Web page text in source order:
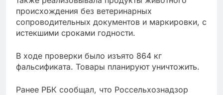
происхождения без ветеринарных
сопроводительных документов и маркировки, с
истекшими сроками годности.
В ходе проверки было изъято 864 кг
фальсификата. Товары планируют уничтожить.
Ранее РБК сообщал, что Россельхознадзор